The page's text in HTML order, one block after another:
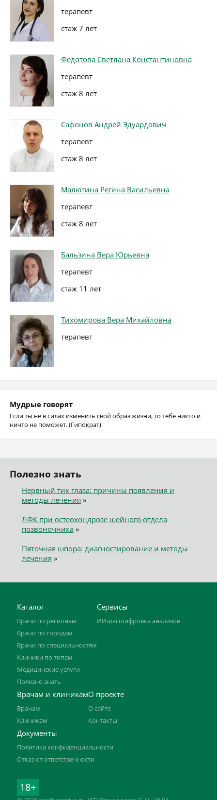
терапевт
стаж 7 лет
Федотова Светлана Константиновна
терапевт
стаж 8 лет
Сафонов Андрей Эдуардович
терапевт
стаж 8 лет
Малютина Регина Васильевна
терапевт
стаж 8 лет
Бальзина Вера Юрьевна
терапевт
стаж 11 лет
Тихомирова Вера Михайловна
терапевт
Мудрые говорят
Если ты не в силах изменить свой образ жизни, то тебе никто и
ничто не поможет. (Гипократ)
Полезно знать
Нервный тик глаза: причины появления и
методы лечения »
ЛФК при остеохондрозе шейного отдела
позвоночника»
Пяточная шпора: диагностирование и методы
лечения »
Каталог
Врачи по регионам
Врачи по городам
Врачи по специальностям
Клиники по типам
Медицинские услуги
Полезно знать
Сервисы
ИИ-расшифровка анализов
Врачам и клиникам
Врачам
Клиникам
О проекте
О сайте
Контакты
Документы
Политика конфиденциальности
Отказ от ответственности
18+